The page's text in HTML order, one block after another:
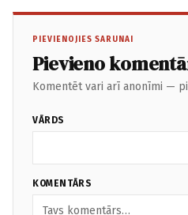
PIEVIENOJIES SARUNAI
Pievieno
Komentēt vari arī anonīmi —
VĀRDS
KOMENTĀRS